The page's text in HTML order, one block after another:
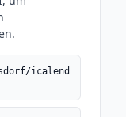
icalend